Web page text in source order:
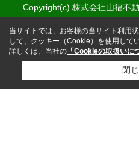
Copyright(c) 株式会社山福不
当サイトでは、お客様の当サイト利用
して、クッキー（Cookie）を使用してい
詳しくは、当社の 「Cookieの取扱いに
閉